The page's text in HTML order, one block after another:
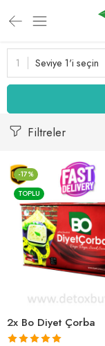
Seviye 1'i seçin
Filtreler
-17%
TOPLU
2x Bo Diyet Çorba